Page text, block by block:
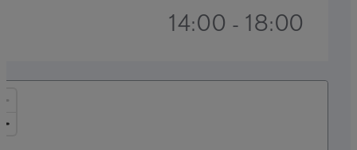
14:00 - 18:00